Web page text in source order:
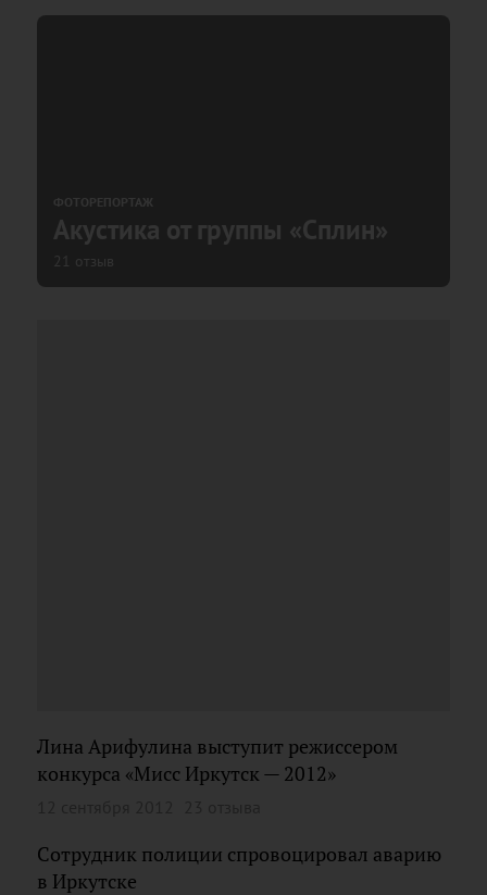
ФОТОРЕПОРТАЖ
Акустика от группы «Сплин»
21 отзыв
Лина Арифулина выступит режиссером
конкурса «Мисс Иркутск — 2012»
Сотрудник полиции спровоцировал аварию
в Иркутске